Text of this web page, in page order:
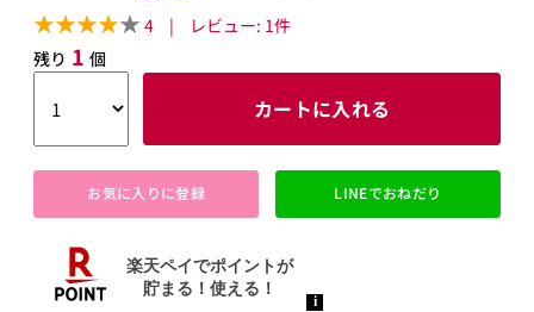
4 | レビュー: 1件
残り 1 個
カートに入れる
お気に入りに登録 LINEでおねだり